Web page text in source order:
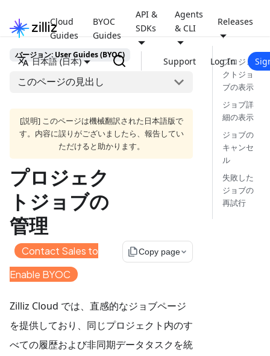
Cloud
Guides
BYOC
Guides
API &
SDKs
Agents
& CLI
Releases
日本語 (日本) Support Log In
バージョン: User Guides (BYOC)
このページの見出し
[説明] このページは機械翻訳された日本語版で
す。内容に誤りがございましたら、報告してい
ただけると助かります。
プロジェク
トジョブの
管理
Contact Sales to
Enable BYOC
file_copyCopy page
Zilliz Cloud では、直感的なジョブページ
を提供しており、同じプロジェクト内のす
べての履歴および非同期データタスクを統
プロジェ
クトジョ
ブの表示
ジョブ詳
細の表示
ジョブの
キャンセ
ル
失敗した
ジョブの
再試行